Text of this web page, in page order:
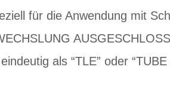
für die Anwendung mit
als “TLE” oder